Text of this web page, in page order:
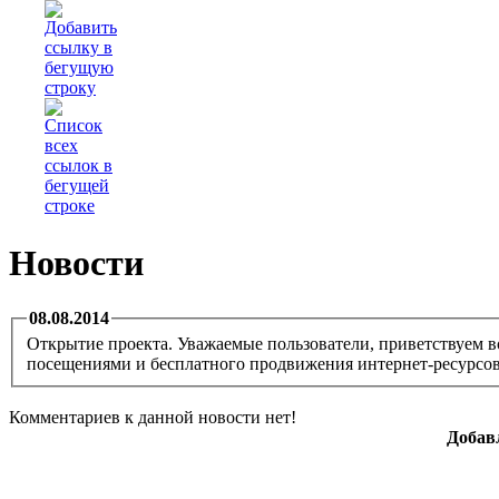
Новости
08.08.2014
Открытие проекта. Уважаемые пользователи, приветствуем
посещениями и бесплатного продвижения интернет-
Комментариев к данной новости нет!